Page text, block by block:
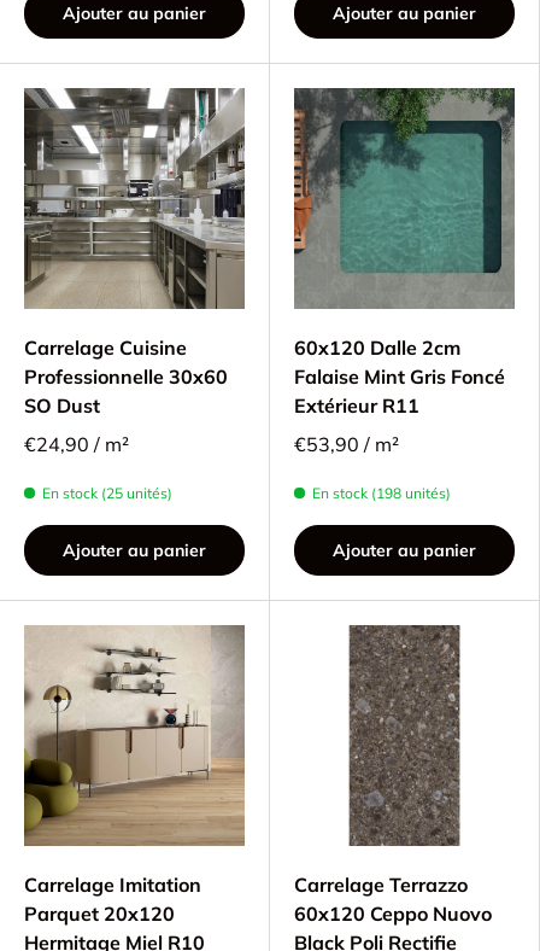
Ajouter au panier Ajouter au panier
Carrelage Cuisine
Professionnelle 30x60
SO Dust
€24,90 / m²
En stock (25 unités)
Ajouter au panier
60x120 Dalle 2cm
Falaise Mint Gris Foncé
Extérieur R11
€53,90 / m²
En stock (198 unités)
Ajouter au panier
Carrelage Imitation
Parquet 20x120
Hermitage Miel R10
Carrelage Terrazzo
60x120 Ceppo Nuovo
Black Poli Rectifie